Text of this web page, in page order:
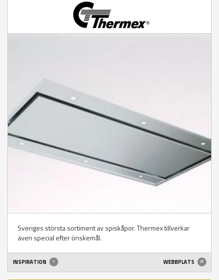
Sveriges största sortiment av spiskåpor. Thermex tillverkar
även special efter önskemål.
INSPIRATION WEBBPLATS